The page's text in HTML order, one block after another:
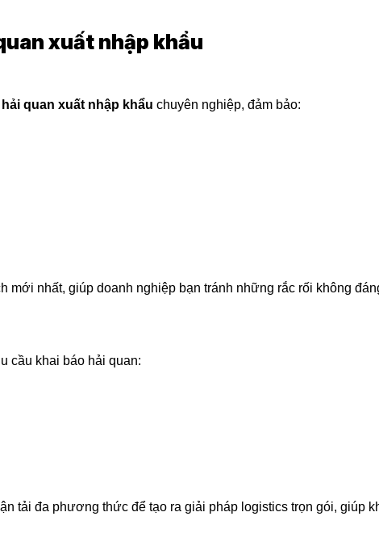
xuất nhập khẩu
quan xuất nhập khẩu chuyên nghiệp, đảm bảo:
nhất, giúp doanh nghiệp bạn tránh những rắc rối không
cầu khai báo hải quan:
tải đa phương thức để tạo ra giải pháp logistics trọn gói, giúp